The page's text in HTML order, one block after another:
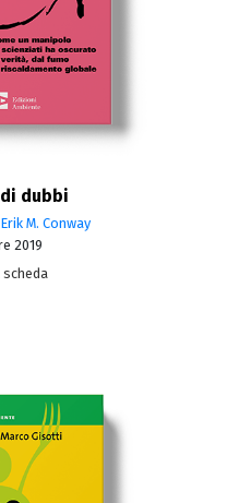
dubbi
Erik M. Conway
2019